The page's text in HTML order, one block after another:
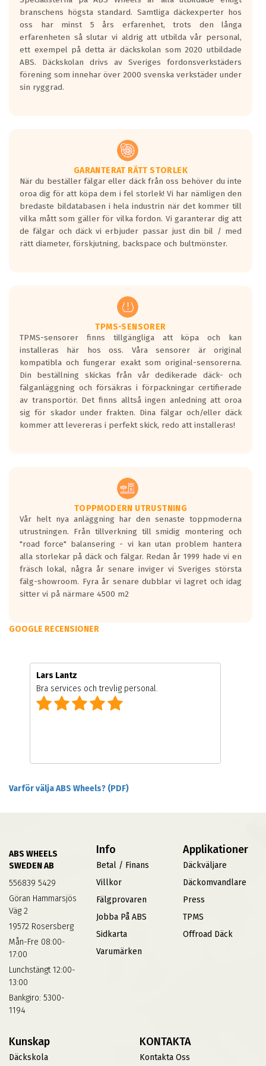
längsta.
Inga D eller G betyg delas ut för
personbilar och lätta lastbilar.
Betyget sätts efter ett test där däcken
skall bromsa in på en väg där det ligger
0.5-1.5 mm vatten.
I 80km/h kommer skillnaden på
Vid körning i över 50km/h brukar
rullmotståndets ljud överträffa
motorljudet.
På däckmärkningen kommer det finnas
en symbol av ett däck med vågar. Hög
bullernivå markeras med svarta vågor
medans de vita vågorna påvisar om det är
ett tyst däck.
regelverket som introduceras år 2016.
Ett däck med två svarta vågor är redan
godkända för år 2016 nya regelverk.
Ett däck med en svart våg kommer vara
minst tre decibel tystare än det
regelverk som börjar gälla 2016.
branschens högsta standard. Samtliga däckexperter hos
oss har minst 5 års erfarenhet, trots den långa
erfarenheten så slutar vi aldrig att utbilda vår personal,
ett exempel på detta är däckskolan som 2020 utbildade
ABS. Däckskolan drivs av Sveriges fordonsverkstäders
förening som innehar över 2000 svenska verkstäder under
sin ryggrad.
GARANTERAT RÄTT STORLEK
När du beställer fälgar eller däck från oss behöver du inte
oroa dig för att köpa dem i fel storlek! Vi har nämligen den
bredaste bildatabasen i hela industrin när det kommer till
vilka mått som gäller för vilka fordon. Vi garanterar dig att
de fälgar och däck vi erbjuder passar just din bil / med
rätt diameter, förskjutning, backspace och bultmönster.
TPMS-SENSORER
TPMS-sensorer finns tillgängliga att köpa och kan
installeras här hos oss. Våra sensorer är original
kompatibla och fungerar exakt som original-sensorerna.
Din beställning skickas från vår dedikerade däck- och
fälganläggning och försäkras i förpackningar certifierade
av transportör. Det finns alltså ingen anledning att oroa
sig för skador under frakten. Dina fälgar och/eller däck
kommer att levereras i perfekt skick, redo att installeras!
TOPPMODERN UTRUSTNING
Vår helt nya anläggning har den senaste toppmoderna
utrustningen. Från tillverkning till smidig montering och
"road force" balansering - vi kan utan problem hantera
alla storlekar på däck och fälgar. Redan år 1999 hade vi en
fräsch lokal, några år senare inviger vi Sveriges största
fälg-showroom. Fyra år senare dubblar vi lagret och idag
sitter vi på närmare 4500 m2
GOOGLE RECENSIONER
Lars Lantz
Bra services och trevlig personal.
Varför välja ABS Wheels? (PDF)
ABS WHEELS
SWEDEN AB
556839 5429
Göran Hammarsjös
Väg 2
19572 Rosersberg
Mån-Fre 08:00-
17:00
Lunchstängt 12:00-
13:00
Bankgiro: 5300-
1194
Info
Betal / Finans
Villkor
Fälgprovaren
Jobba På ABS
Sidkarta
Varumärken
Applikationer
Däckväljare
Däckomvandlare
Press
TPMS
Offroad Däck
Kunskap
Däckskola
KONTAKTA
Kontakta Oss